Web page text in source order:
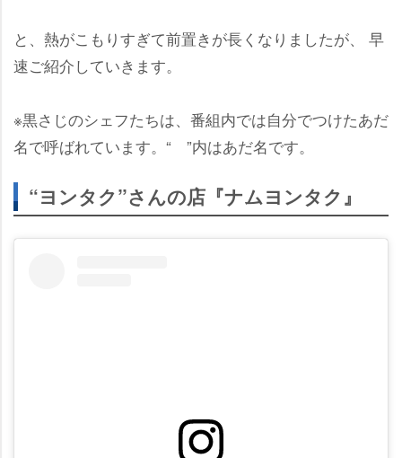
と、熱がこもりすぎて前置きが長くなりましたが、 早
速ご紹介していきます。
※黒さじのシェフたちは、番組内では自分でつけたあだ
名で呼ばれています。“ ”内はあだ名です。
“ヨンタク”さんの店『ナムヨンタク』